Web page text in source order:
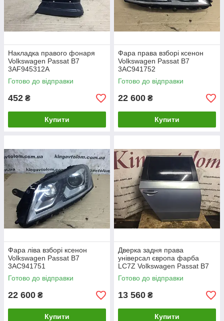
Накладка правого фонаря
Volkswagen Passat B7
3AF945312A
Готово до відправки
452 ₴
Купити
Фара права взборі ксенон
Volkswagen Passat B7
3AC941752
Готово до відправки
22 600 ₴
Купити
Фара ліва взборі ксенон
Volkswagen Passat B7
3AC941751
Готово до відправки
22 600 ₴
Купити
Дверка задня права
універсал європа фарба
LC7Z Volkswagen Passat B7
3AF833056
Готово до відправки
13 560 ₴
Купити